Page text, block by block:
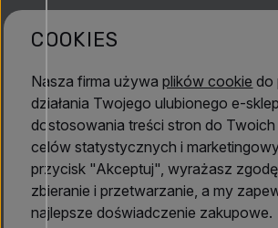
na Twojej skórze naturalny i nieodparty
Lenka
Ładny i czysty zapach.
COOKIES
Nasza firma używaplików cookie do
działania Twojego ulubionego e-
dostosowania treści stron do
celów statystycznych i
przycisk "Akceptuj", wyrażasz
zbieranie i przetwarzanie, a my
najlepsze doświadczenie zakupowe.